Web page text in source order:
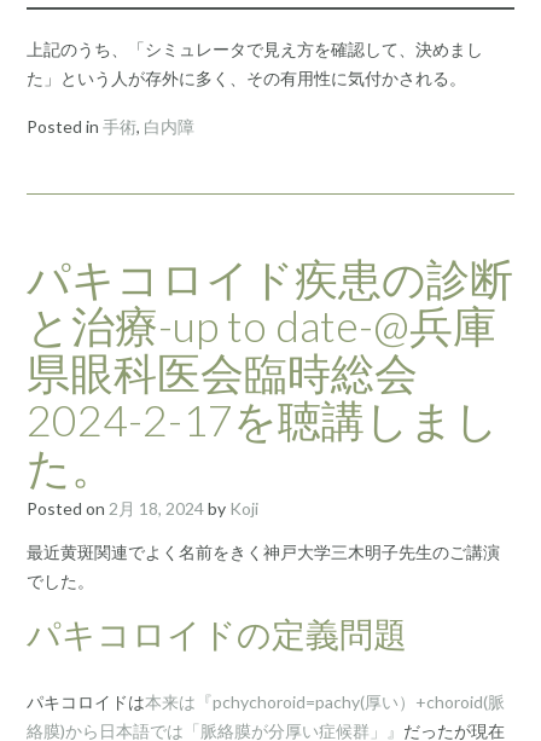
上記のうち、「シミュレータで見え方を確認して、決めまし
た」という人が存外に多く、その有用性に気付かされる。
Posted in 手術, 白内障
パキコロイド疾患の診断
と治療-up to date-@兵庫
県眼科医会臨時総会
2024-2-17を聴講しまし
た。
Posted on 2月 18, 2024by Koji
最近黄斑関連でよく名前をきく神戸大学三木明子先生のご講演
でした。
パキコロイドの定義問題
パキコロイドは本来は『pchychoroid=pachy(厚い）+choroid(脈
絡膜)から日本語では「脈絡膜が分厚い症候群」』 だったが現在